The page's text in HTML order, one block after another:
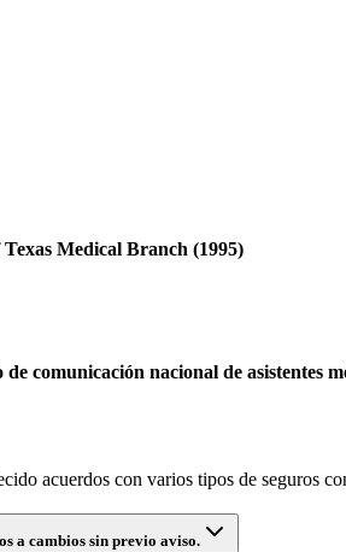
Medical Branch (1995)
comunicación nacional de asistentes
acuerdos con varios tipos de seguros
a cambios sin previo aviso.